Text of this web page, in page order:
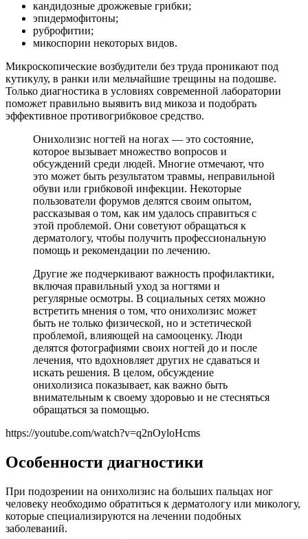
кандидозные дрожжевые грибки;
эпидермофитоны;
руброфитии;
микоспории некоторых видов.
Микроскопические возбудители без труда проникают под
кутикулу, в ранки или мельчайшие трещины на подошве.
Только диагностика в условиях современной лаборатории
поможет правильно выявить вид микоза и подобрать
эффективное противогрибковое средство.
Онихолизис ногтей на ногах — это состояние,
которое вызывает множество вопросов и
обсуждений среди людей. Многие отмечают, что
это может быть результатом травмы, неправильной
обуви или грибковой инфекции. Некоторые
пользователи форумов делятся своим опытом,
рассказывая о том, как им удалось справиться с
этой проблемой. Они советуют обращаться к
дерматологу, чтобы получить профессиональную
помощь и рекомендации по лечению.
Другие же подчеркивают важность профилактики,
включая правильный уход за ногтями и
регулярные осмотры. В социальных сетях можно
встретить мнения о том, что онихолизис может
быть не только физической, но и эстетической
проблемой, влияющей на самооценку. Люди
делятся фотографиями своих ногтей до и после
лечения, что вдохновляет других не сдаваться и
искать решения. В целом, обсуждение
онихолизиса показывает, как важно быть
внимательным к своему здоровью и не стесняться
обращаться за помощью.
https://youtube.com/watch?v=q2nOyloHcms
Особенности диагностики
При подозрении на онихолизис на больших пальцах ног
человеку необходимо обратиться к дерматологу или микологу,
которые специализируются на лечении подобных
заболеваний.